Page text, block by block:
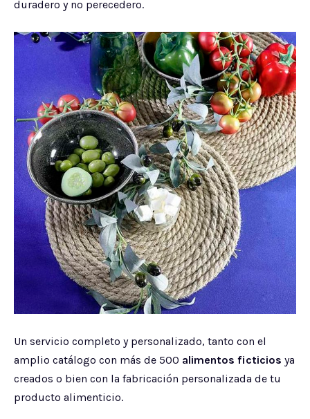
duradero y no perecedero.
Un servicio completo y personalizado, tanto con el
amplio catálogo con más de 500 alimentos ficticios ya
creados o bien con la fabricación personalizada de tu
producto alimenticio.